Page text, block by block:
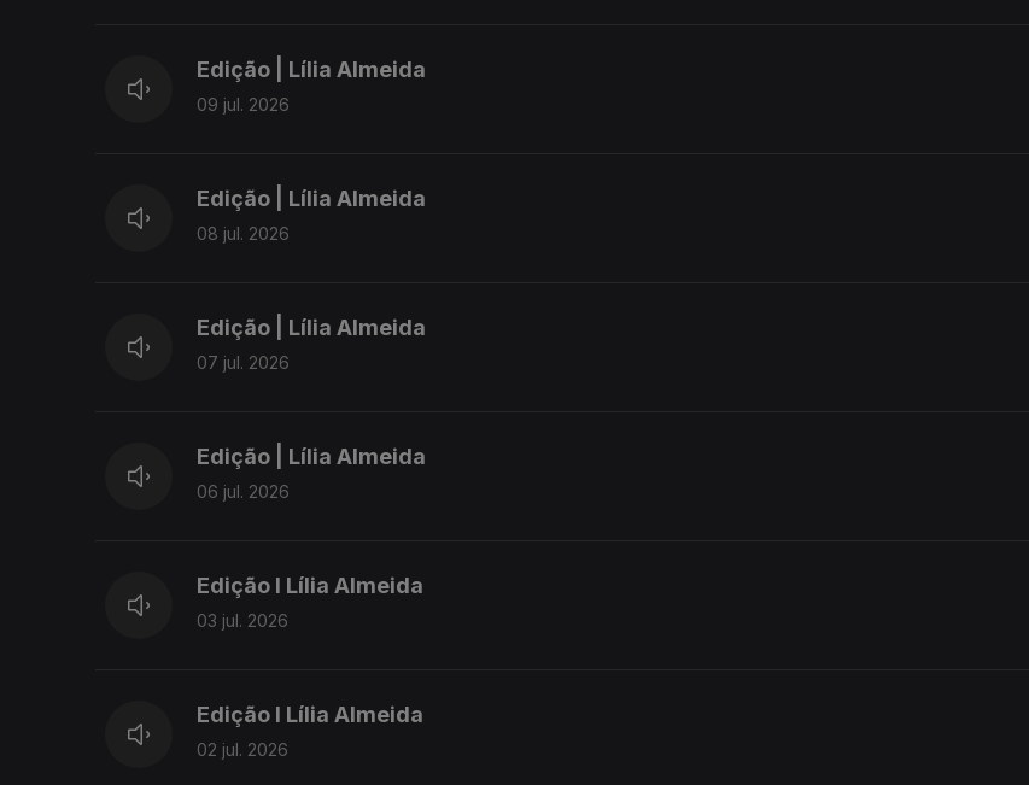
Edição | Lília Almeida
09 jul. 2026
Edição | Lília Almeida
08 jul. 2026
Edição | Lília Almeida
07 jul. 2026
Edição | Lília Almeida
06 jul. 2026
Edição I Lília Almeida
03 jul. 2026
Edição I Lília Almeida
02 jul. 2026